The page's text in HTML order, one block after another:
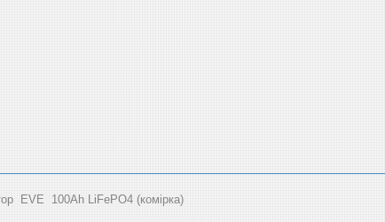
EVE 100Ah LiFePO4 (комірка)